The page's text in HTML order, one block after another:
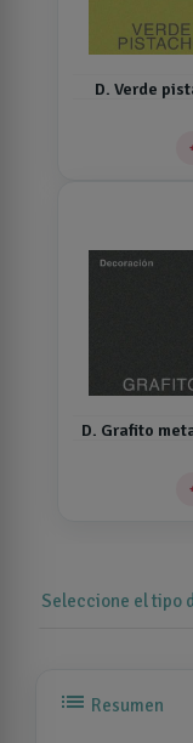
D. Verde
D. Grafito
Seleccione el tipo
list Resumen